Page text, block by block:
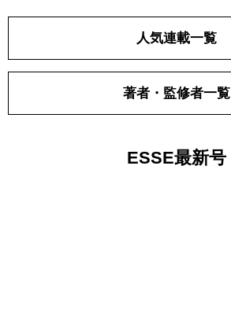
人気連載一覧
著者・監修者一覧
ESSE最新号